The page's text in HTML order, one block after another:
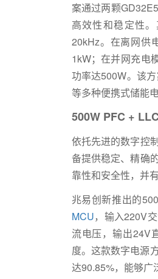
案通过两颗
高效性和稳定性
20kHz。在离网供
1kW；在并网充电
功率达500W。该
等多种便携式储能
500W PFC + LLC
依托先进的数字控
备提供稳定、精确
靠性和安全性，并
兆易创新推出的
MCU，输入220V
流电压，输出24V
度。这款数字电源
达90.85%，能够广